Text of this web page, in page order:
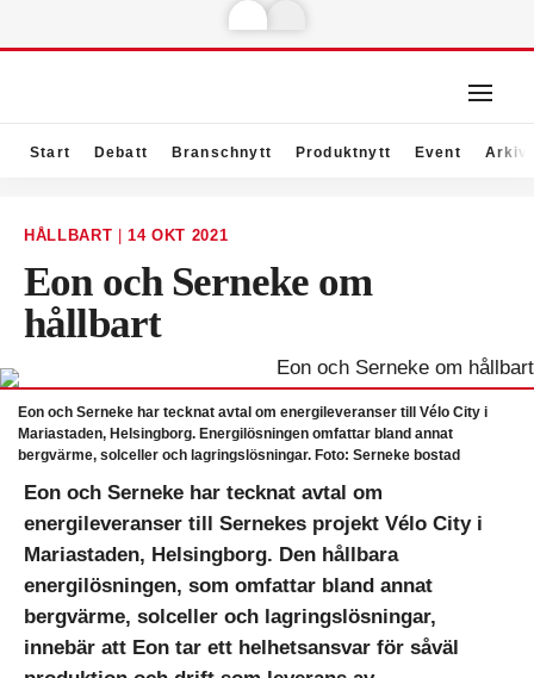
Start Debatt Branschnytt Produktnytt Event Arkiv
HÅLLBART 14 OKT 2021
Eon och Serneke om
hållbart
Eon och Serneke har tecknat avtal om energileveranser till Vélo City i
Mariastaden, Helsingborg. Energilösningen omfattar bland annat
bergvärme, solceller och lagringslösningar. Foto: Serneke bostad
Eon och Serneke har tecknat avtal om
energileveranser till Sernekes projekt Vélo City i
Mariastaden, Helsingborg. Den hållbara
energilösningen, som omfattar bland annat
bergvärme, solceller och lagringslösningar,
innebär att Eon tar ett helhetsansvar för såväl